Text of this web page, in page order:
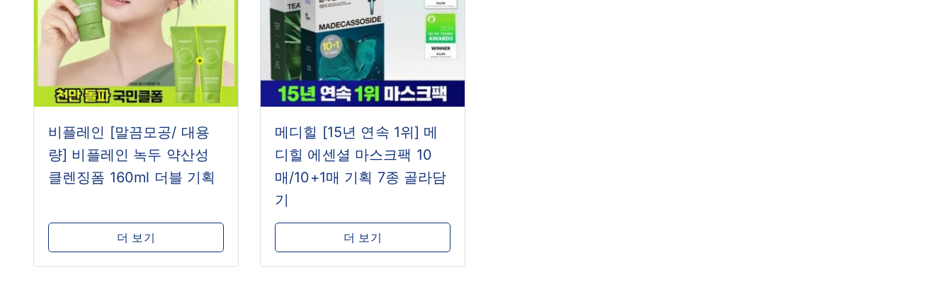
비플레인 [말끔모공/ 대용
량] 비플레인 녹두 약산성
클렌징폼 160ml 더블 기획
더 보기
메디힐 [15년 연속 1위] 메
디힐 에센셜 마스크팩 10
매/10+1매 기획 7종 골라담
기
더 보기